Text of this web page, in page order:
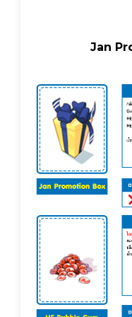
Jan